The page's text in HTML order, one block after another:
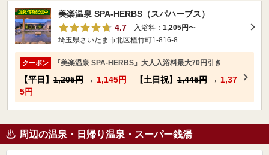
美楽温泉 SPA-HERBS（スパハーブス）
4.7
入浴料： 1,205円〜
埼玉県さいたま市北区植竹町1-816-8
クーポン 『美楽温泉 SPA-HERBS』大人入浴料最大70円引き
【平日】 1,205円 → 1,145円 【土日祝】 1,445円 → 1,37
5円
周辺の温泉・日帰り温泉・スーパー銭湯